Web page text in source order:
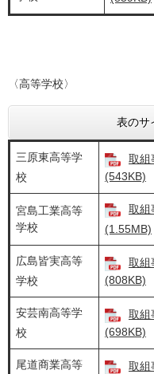
〈高等学校〉
表のサ
三原東高等学
校
取組
(543KB)
宮島工業高等
学校
取組
(1.55MB)
広島皆実高等
学校
取組
(808KB)
安芸南高等学
校
取組
(698KB)
尾道商業高等
取組